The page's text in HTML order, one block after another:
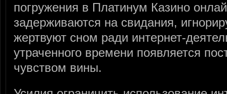
погружения в Платинум Казино
задерживаются на свидания,
жертвуют сном ради интернет-
утраченного времени появляется
чувством вины.